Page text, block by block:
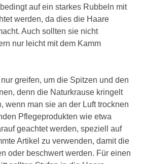
auf ein starkes Rubbeln mit
werden, da dies die Haare
Auch sollten sie nicht
nur leicht mit dem Kamm
greifen, um die Spitzen und den
denn die Naturkrause kringelt
wenn man sie an der Luft trocknen
Pflegeprodukten wie etwa
geachtet werden, speziell auf
Artikel zu verwenden, damit die
oder beschwert werden. Für einen